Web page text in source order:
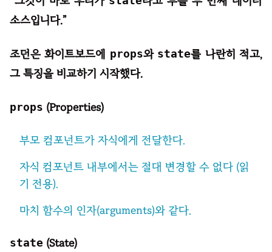
소스입니다.”
조던은 화이트보드에 props와 state를 나란히 적고,
그 특징을 비교하기 시작했다.
props (Properties)
부모 컴포넌트가 자식에게 전달한다.
자식 컴포넌트 내부에서는 절대 변경할 수 없다 (읽
기 전용).
마치 함수의 인자(arguments)와 같다.
state (State)